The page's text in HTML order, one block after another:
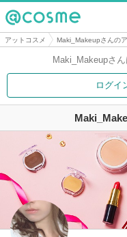
@cosme
アットコスメ Maki_Makeupさんの
Maki_Makeupさん
ログイ